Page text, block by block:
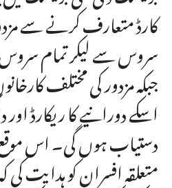
کارڈ متعارف کرنے سے
سروس سے لیکر تمام سروس
جبکہ مزدور کی مختلف
اسکے دورانیے کا ریکارڈ
دستیاب ہوں گی۔ اس
متعلقہ افسران کو ہدایت کی